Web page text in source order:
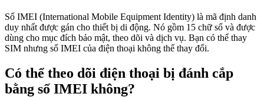
Số IMEI (International Mobile Equipment Identity) là mã định danh
duy nhất được gán cho thiết bị di động. Nó gồm 15 chữ số và được
dùng cho mục đích bảo mật, theo dõi và dịch vụ. Bạn có thể thay
SIM nhưng số IMEI của điện thoại không thể thay đổi.
Có thể theo dõi điện thoại bị đánh cắp
bằng số IMEI không?